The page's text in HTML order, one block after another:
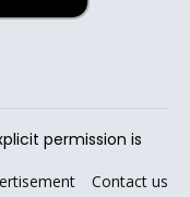
permission is
Contact us